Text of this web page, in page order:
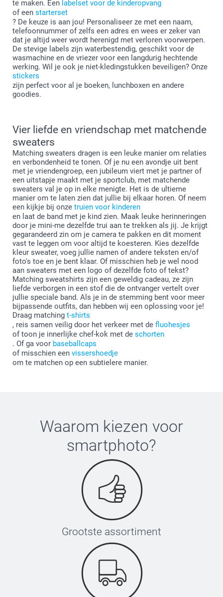
te maken. Een labelset voor de kinderopvang
of een starterset
? De keuze is aan jou! Personaliseer ze met een naam,
telefoonnummer of zelfs een adres en wees er zeker van
dat je altijd weer wordt herenigd met verloren voorwerpen.
De stevige labels zijn waterbestendig, geschikt voor de
wasmachine en de vriezer voor een langdurig hechtende
werking. Wil je ook je niet-kledingstukken beveiligen? Onze
stickers
zijn perfect voor al je boeken, lunchboxen en andere
goodies.
Vier liefde en vriendschap met matchende
sweaters
Matching sweaters dragen is een leuke manier om relaties
en verbondenheid te tonen. Of je nu een avondje uit bent
met je vriendengroep, een jubileum viert met je partner of
een uitstapje maakt met je sportclub, met matchende
sweaters val je op in elke menigte. Het is de ultieme
manier om te laten zien dat jullie bij elkaar horen. Of neem
een kijkje bij onze truien voor kinderen
en laat de band met je kind zien. Maak leuke herinneringen
door je mini-me dezelfde trui aan te trekken als jij. Je krijgt
gegarandeerd zin om je camera te pakken en dit moment
vast te leggen om voor altijd te koesteren. Kies dezelfde
kleur sweater, voeg jullie namen of andere teksten en/of
foto's toe en je bent klaar. Of misschien heb je wel nood
aan sweaters met een logo of dezelfde foto of tekst?
Matching sweatshirts zijn een geweldig cadeau, ze zijn
liefde verborgen in een stof die de ontvanger vertelt over
jullie speciale band. Als je in de stemming bent voor meer
bijpassende outfits, dan hebben wij een oplossing voor je!
Draag matching t-shirts
, reis samen veilig door het verkeer met de fluohesjes
of toon je innerlijke chef-kok met de schorten
. Of ga voor baseballcaps
of misschien een vissershoedje
om te matchen op een subtielere manier.
Waarom kiezen voor
smartphoto?
Grootste assortiment